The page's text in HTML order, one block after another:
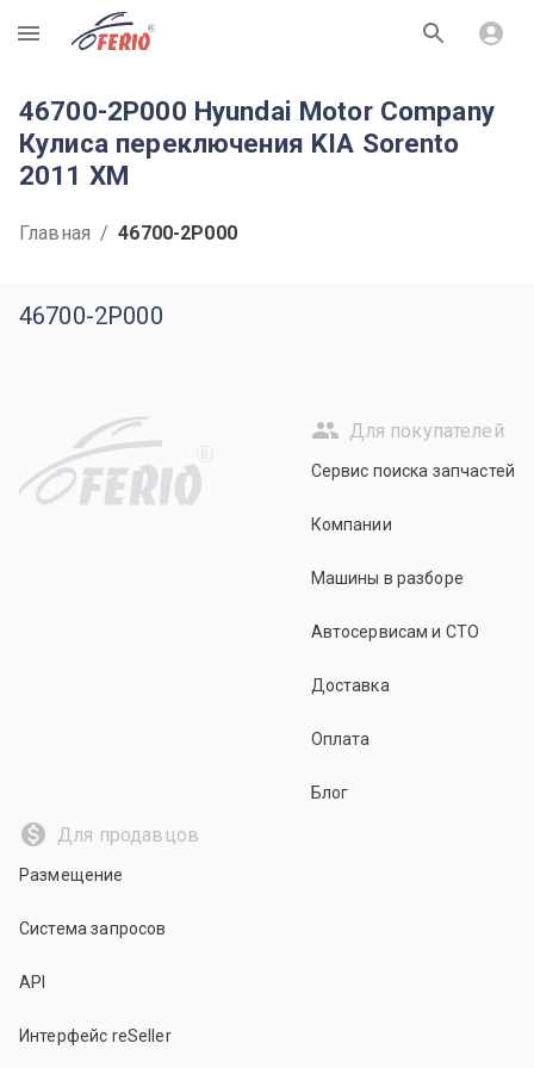
R
46700-2P000 Hyundai Motor Company
Кулиса переключения KIA Sorento
2011 XM
Главная / 46700-2P000
46700-2P000
R
Для покупателей
Сервис поиска запчастей
Компании
Машины в разборе
Автосервисам и СТО
Доставка
Оплата
Блог
Для продавцов
Размещение
Система запросов
API
Интерфейс reSeller